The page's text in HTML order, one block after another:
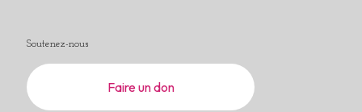
Soutenez-nous
Faire un don